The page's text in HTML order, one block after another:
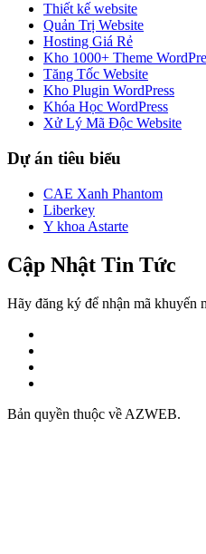
Thiết kế website
Quản Trị Website
Hosting Giá Rẻ
Kho 1000+ Theme
Tăng Tốc Website
Kho Plugin WordPress
Khóa Học WordPress
Xử Lý Mã Độc Website
Dự án tiêu biểu
CAE Xanh Phantom
Liberkey
Y khoa Astarte
Cập Nhật Tin Tức
Hãy đăng ký để nhận mã khuyến
Bản quyền thuộc về AZWEB.